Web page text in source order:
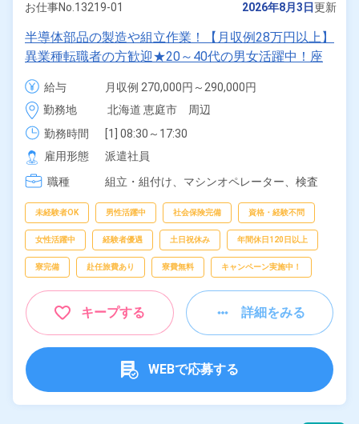
お仕事No.13219-01 2026年8月3日更新
半導体部品の製造や組立作業！【月収例28万円以上】
異業種転職者の方歓迎★20～40代の男女活躍中！座
り仕事＆空調完備！土日祝休み！年間休日128日！マ
イカー通勤OK！《北海道恵庭市》
給与
月収例 270,000円～290,000円
時給 1,500円～1,500円
勤務地
北海道 恵庭市　周辺
勤務時間
[1] 08:30～17:30
[2] 16:30～01:30
[3] 00:30～09:30
[4] 08:30～20:45
雇用形態
派遣社員
職種
組立・組付け、 マシンオペレーター、 検査
未経験者OK 男性活躍中 社会保険完備 資格・経験不問
女性活躍中 経験者優遇 土日祝休み 年間休日120日以上
寮完備 赴任旅費あり 寮費無料 キャンペーン実施中！
キープする 詳細をみる
WEBで応募する